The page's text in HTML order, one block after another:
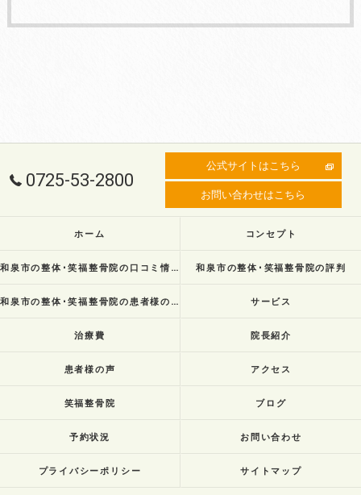
0725-53-2800
公式サイトはこちら
お問い合わせはこちら
ホーム コンセプト
和泉市の整体･笑福整骨院の口コミ情報 和泉市の整体･笑福整骨院の評判
和泉市の整体･笑福整骨院の患者様の声 サービス
治療費 院長紹介
患者様の声 アクセス
笑福整骨院 ブログ
予約状況 お問い合わせ
プライバシーポリシー サイトマップ